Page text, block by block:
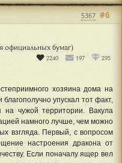
официальных бумаг)
2240 197 295
#6
5367
хозяина дома на
упускал тот факт,
на чужой территории. Вакула
намного лучше, чем можно
взгляда. Первый, с вопросом
настроения дракона от
Если поначалу ящер вел